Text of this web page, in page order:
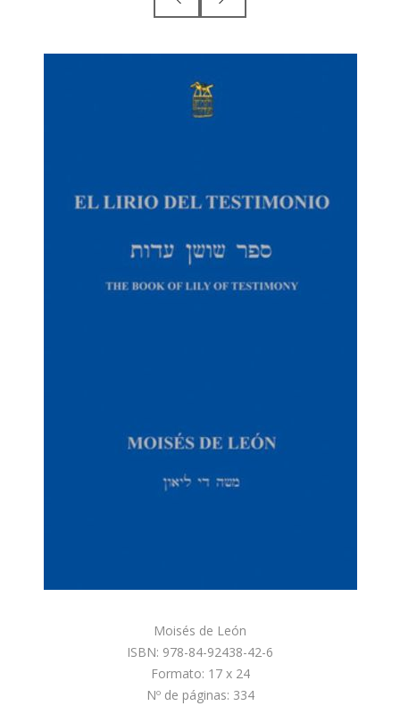
Moisés de León
ISBN: 978-84-92438-42-6
Formato: 17 x 24
Nº de páginas: 334